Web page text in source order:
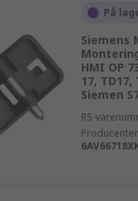
På
Siemens
HMI OP
17, TD17,
Siemen
RS-